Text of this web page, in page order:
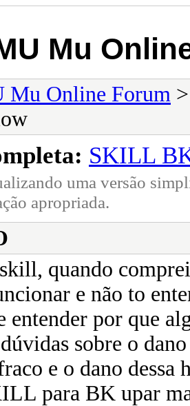
Mu
Online Forum
SKILL
uma versão
apropriada.
quando
e não to
entender por que
sobre o
e o dano dessa
para BK upar